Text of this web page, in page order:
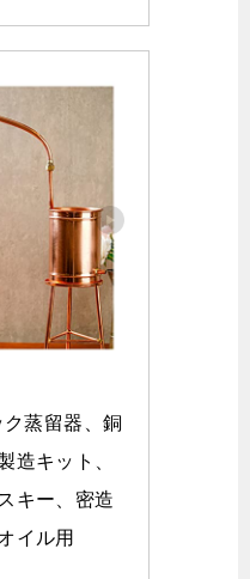
蒸留器、銅
造キット、
キー、密造
イル用